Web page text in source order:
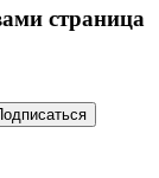
страница